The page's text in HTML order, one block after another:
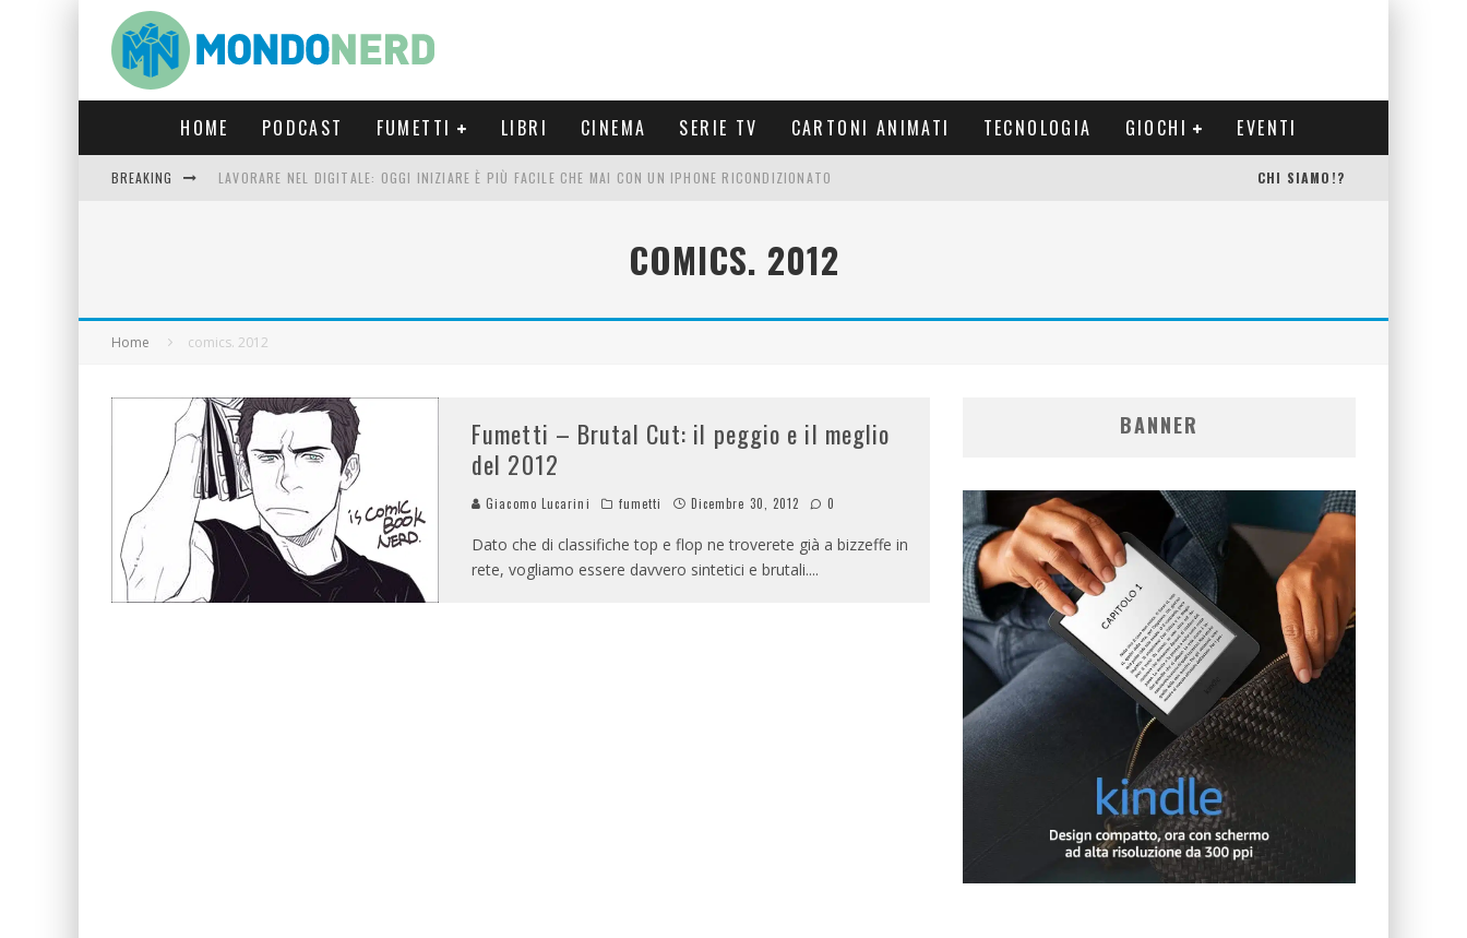
HOME PODCAST FUMETTI LIBRI CINEMA SERIE TV CARTONI ANIMATI TECNOLOGIA GIOCHI EVENTI
BREAKING LAVORARE NEL DIGITALE: OGGI INIZIARE È PIÙ FACILE CHE MAI CON UN IPHONE RICONDIZIONATO CHI SIAMO!?
COMICS. 2012
Home comics. 2012
Fumetti – Brutal Cut: il peggio e il meglio
del 2012
Giacomo Lucarini fumetti Dicembre 30, 2012 0
Dato che di classifiche top e flop ne troverete già a bizzeffe in
rete, vogliamo essere davvero sintetici e brutali....
BANNER